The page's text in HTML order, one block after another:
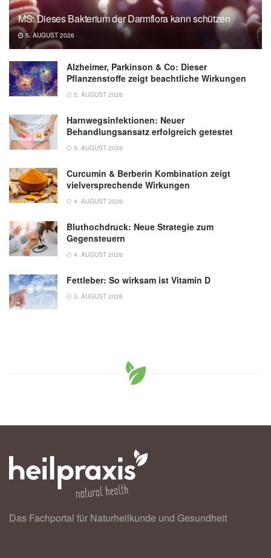
tub might beat a sauna for health benefits
(veröffentlicht 25.06.2025),University of
Oregon
MS: Dieses Bakterium der Darmflora kann schützen
5. AUGUST 2026
Alzheimer, Parkinson & Co: Dieser
Pflanzenstoffe zeigt beachtliche Wirkungen
5. AUGUST 2026
Harnwegsinfektionen: Neuer
Behandlungsansatz erfolgreich getestet
5. AUGUST 2026
Curcumin & Berberin Kombination zeigt
vielversprechende Wirkungen
4. AUGUST 2026
Bluthochdruck: Neue Strategie zum
Gegensteuern
4. AUGUST 2026
Fettleber: So wirksam ist Vitamin D
3. AUGUST 2026
Das Fachportal für Naturheilkunde und Gesundheit